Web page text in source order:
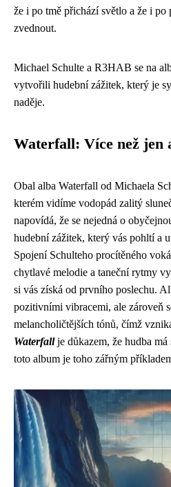
že i po tmě přichází světlo a že i po
zvednout.
Michael Schulte a R3HAB se na
vytvořili hudební zážitek, který je
naděje.
Waterfall: Více než jen
Obal alba Waterfall od Michaela
kterém vidíme vodopád zalitý
napovídá, že se nejedná o
hudební zážitek, který vás pohltí a
Spojení Schulteho procítěného
chytlavé melodie a taneční rytmy
si vás získá od prvního poslechu.
pozitivními vibracemi, ale zároveň
melancholičtějších tónů, čímž
Waterfallje důkazem, že hudba
toto album je toho zářným